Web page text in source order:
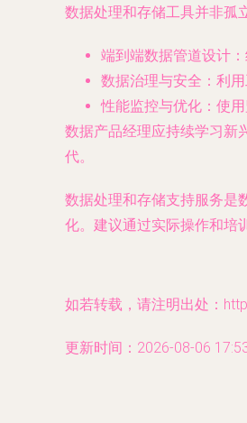
数据处理和存储工具并非孤
端到端数据管道设计
数据治理与安全 ：利
性能监控与优化 ：使
数据产品经理应持续学习新
代。
数据处理和存储支持服务是
化。建议通过实际操作和培
如若转载，请注明出处：
更新时间：2026-08-06